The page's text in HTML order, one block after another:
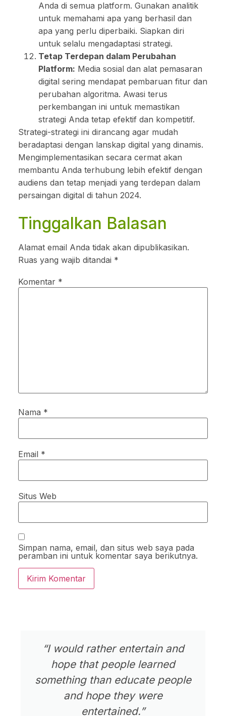
Anda di semua platform. Gunakan analitik
untuk memahami apa yang berhasil dan
apa yang perlu diperbaiki. Siapkan diri
untuk selalu mengadaptasi strategi.
Tetap Terdepan dalam Perubahan
Platform: Media sosial dan alat pemasaran
digital sering mendapat pembaruan fitur dan
perubahan algoritma. Awasi terus
perkembangan ini untuk memastikan
strategi Anda tetap efektif dan kompetitif.
Strategi-strategi ini dirancang agar mudah
beradaptasi dengan lanskap digital yang dinamis.
Mengimplementasikan secara cermat akan
membantu Anda terhubung lebih efektif dengan
audiens dan tetap menjadi yang terdepan dalam
persaingan digital di tahun 2024.
Tinggalkan Balasan
Alamat email Anda tidak akan dipublikasikan.
Ruas yang wajib ditandai *
Komentar *
Nama *
Email *
Situs Web
Simpan nama, email, dan situs web saya pada
peramban ini untuk komentar saya berikutnya.
“I would rather entertain and
hope that people learned
something than educate people
and hope they were
entertained.”